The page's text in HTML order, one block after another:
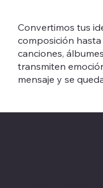
Convertimos tus
composición hasta
canciones,
transmiten
mensaje y se